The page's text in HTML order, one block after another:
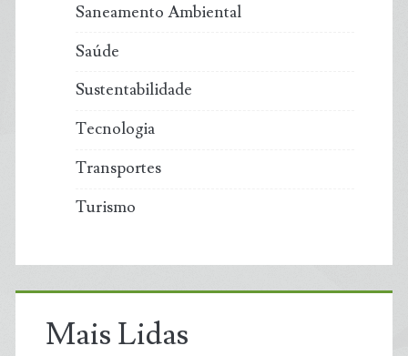
Saneamento Ambiental
Saúde
Sustentabilidade
Tecnologia
Transportes
Turismo
Mais Lidas